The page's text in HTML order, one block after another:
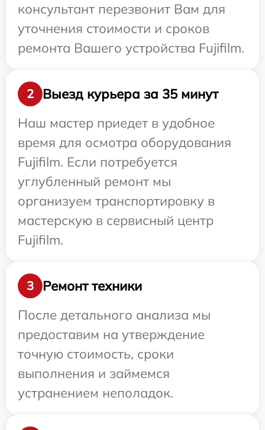
консультант перезвонит Вам для
уточнения стоимости и сроков
ремонта Вашего устройства Fujifilm.
2
Выезд курьера за 35 минут
Наш мастер приедет в удобное
время для осмотра оборудования
Fujifilm. Если потребуется
углубленный ремонт мы
организуем транспортировку в
мастерскую в сервисный центр
Fujifilm.
3
Ремонт техники
После детального анализа мы
предоставим на утверждение
точную стоимость, сроки
выполнения и займемся
устранением неполадок.